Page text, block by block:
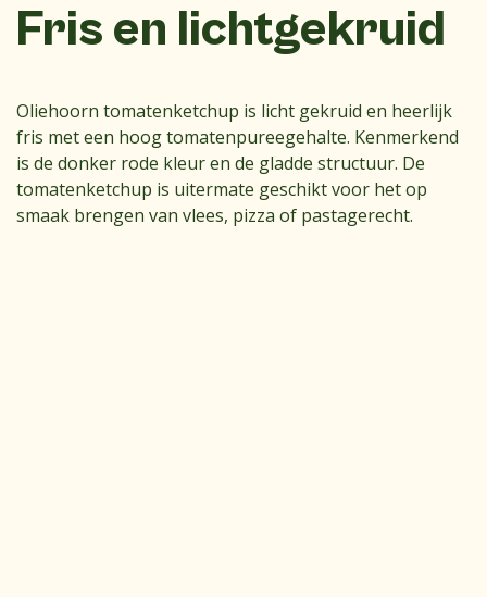
Fris en lichtgekruid
Oliehoorn tomatenketchup is licht gekruid en heerlijk
fris met een hoog tomatenpureegehalte. Kenmerkend
is de donker rode kleur en de gladde structuur. De
tomatenketchup is uitermate geschikt voor het op
smaak brengen van vlees, pizza of pastagerecht.